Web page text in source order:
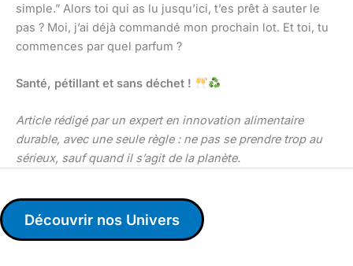
simple.” Alors toi qui as lu jusqu’ici, t’es prêt à sauter le
pas ? Moi, j’ai déjà commandé mon prochain lot. Et toi, tu
commences par quel parfum ?
Santé, pétillant et sans déchet !
Article rédigé par un expert en innovation alimentaire
durable, avec une seule règle : ne pas se prendre trop au
sérieux, sauf quand il s’agit de la planète.
Découvrir nos Univers